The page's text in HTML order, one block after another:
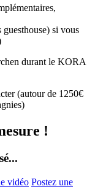
si vous
durant le KORA
(autour de 1250€
!
vidéo Postez une